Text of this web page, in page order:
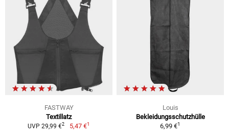
FASTWAY
Textillatz
UVP 29,99 €2 5,47 €1
Louis
Bekleidungsschutzhülle
6,99 €1